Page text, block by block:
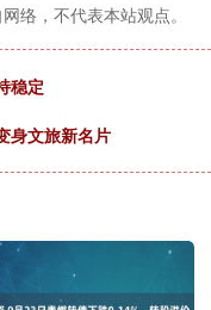
络，不代表本站观点。
稳定
身文旅新名片